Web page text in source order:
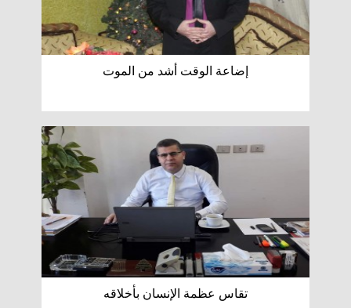
إضاعة الوقت أشد من الموت
تقاس عظمة الإنسان بأخلاقه